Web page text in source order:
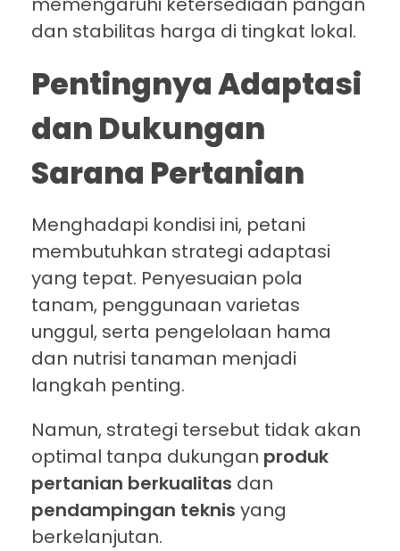
dan stabilitas harga di tingkat lokal.
Pentingnya Adaptasi
dan Dukungan
Sarana Pertanian
Menghadapi kondisi ini, petani
membutuhkan strategi adaptasi
yang tepat. Penyesuaian pola
tanam, penggunaan varietas
unggul, serta pengelolaan hama
dan nutrisi tanaman menjadi
langkah penting.
Namun, strategi tersebut tidak akan
optimal tanpa dukungan produk
pertanian berkualitas dan
pendampingan teknis yang
berkelanjutan.